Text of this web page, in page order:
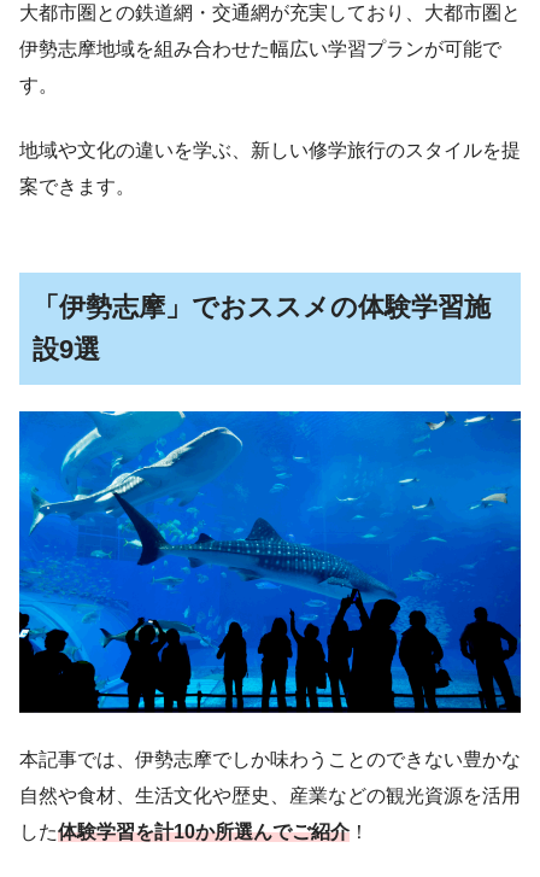
大都市圏との鉄道網・交通網が充実しており、大都市圏と
伊勢志摩地域を組み合わせた幅広い学習プランが可能で
す。
地域や文化の違いを学ぶ、新しい修学旅行のスタイルを提
案できます。
「伊勢志摩」でおススメの体験学習施
設9選
本記事では、伊勢志摩でしか味わうことのできない豊かな
自然や食材、生活文化や歴史、産業などの観光資源を活用
した体験学習を計10か所選んでご紹介！